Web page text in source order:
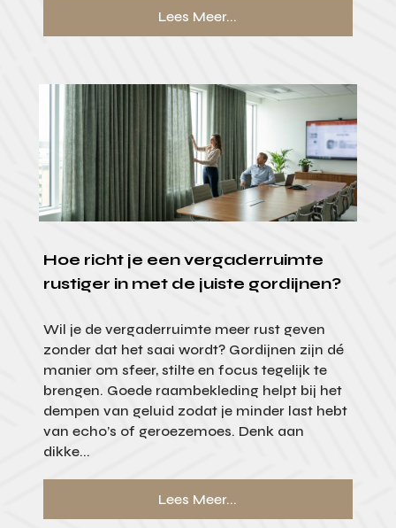
Lees Meer...
Hoe richt je een vergaderruimte
rustiger in met de juiste gordijnen?
Wil je de vergaderruimte meer rust geven
zonder dat het saai wordt? Gordijnen zijn dé
manier om sfeer, stilte en focus tegelijk te
brengen. Goede raambekleding helpt bij het
dempen van geluid zodat je minder last hebt
van echo’s of geroezemoes. Denk aan
dikke...
Lees Meer...